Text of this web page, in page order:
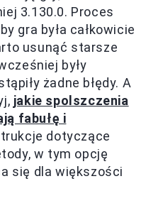
3.130.0. Proces
gra była całkowicie
usunąć starsze
były
żadne błędy. A
jakie spolszczenia
fabułę i
dotyczące
w tym opcję
się dla większości